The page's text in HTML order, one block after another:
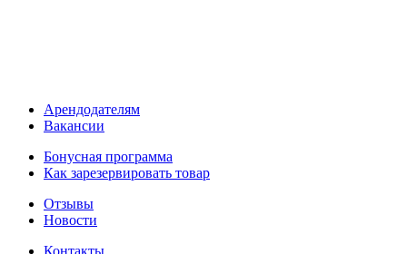
Арендодателям
Вакансии
Бонусная программа
Как зарезервировать товар
Отзывы
Новости
Контакты